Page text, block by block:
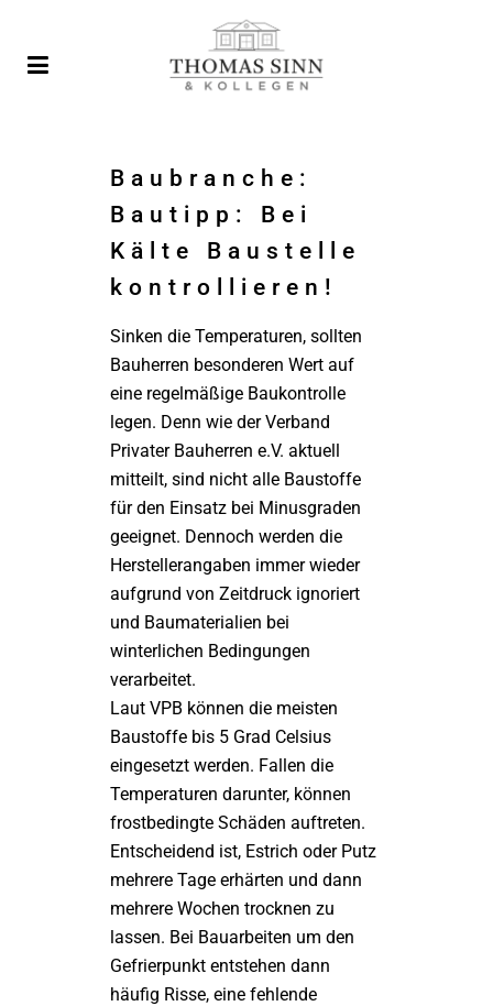
Baubranche:
Bautipp: Bei
Kälte Baustelle
kontrollieren!
Sinken die Temperaturen, sollten
Bauherren besonderen Wert auf
eine regelmäßige Baukontrolle
legen. Denn wie der Verband
Privater Bauherren e.V. aktuell
mitteilt, sind nicht alle Baustoffe
für den Einsatz bei Minusgraden
geeignet. Dennoch werden die
Herstellerangaben immer wieder
aufgrund von Zeitdruck ignoriert
und Baumaterialien bei
winterlichen Bedingungen
verarbeitet.
Laut VPB können die meisten
Baustoffe bis 5 Grad Celsius
eingesetzt werden. Fallen die
Temperaturen darunter, können
frostbedingte Schäden auftreten.
Entscheidend ist, Estrich oder Putz
mehrere Tage erhärten und dann
mehrere Wochen trocknen zu
lassen. Bei Bauarbeiten um den
Gefrierpunkt entstehen dann
häufig Risse, eine fehlende